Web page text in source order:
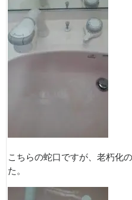
こちらの蛇口ですが、老朽化
た。